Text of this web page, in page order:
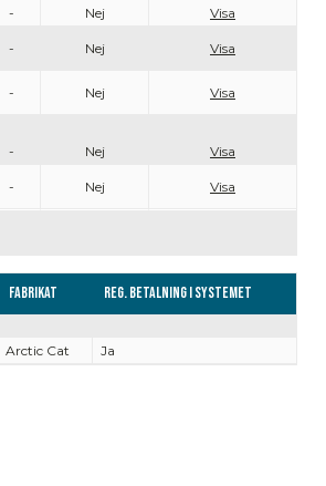
- Nej
Visa
- Nej Visa
- Nej Visa
- Nej
Visa
- Nej Visa
Fabrikat Reg. Betalning i systemet
Arctic Cat Ja